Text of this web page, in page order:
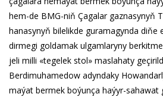
hem-de BMG-niň Ça­ga­lar gaz­na­sy­nyň
ha­na­sy­nyň bi­le­lik­de gu­ra­ma­gyn­da di­ňe
dir­me­gi gol­da­mak ul­gam­la­ry­ny
je­li milli «te­ge­lek stol» mas­la­ha­ty
Berdimuhamedow adyn­da­ky
ma­ýat ber­mek bo­ýun­ça ha­ýyr-sa­ha­wat